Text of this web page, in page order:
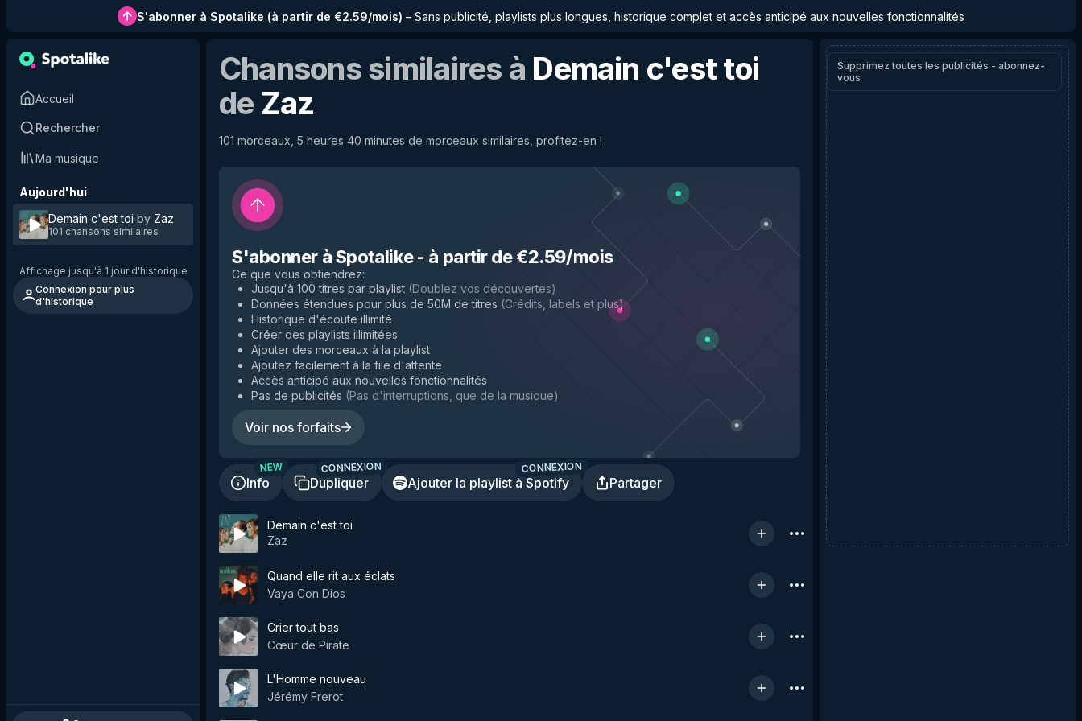
S'abonner à Spotalike (à partir de €2.59/mois) – Sans publicité, playlists plus longues, historique complet et accès anticipé aux nouvelles fonctionnalités
Accueil
Rechercher
Ma musique
Aujourd'hui
Demain c'est toi by Zaz
101 chansons similaires
Affichage jusqu'à 1 jour d'historique
Connexion pour plus
d'historique
Chansons similaires à Demain c'est toi
de Zaz
101 morceaux, 5 heures 40 minutes de morceaux similaires, profitez-en !
S'abonner à Spotalike- à partir de €2.59/mois
Ce que vous obtiendrez:
Jusqu'à 100 titres par playlist (Doublez vos découvertes)
Données étendues pour plus de 50M de titres (Crédits, labels et plus)
Historique d'écoute illimité
Créer des playlists illimitées
Ajouter des morceaux à la playlist
Ajoutez facilement à la file d'attente
Accès anticipé aux nouvelles fonctionnalités
Pas de publicités (Pas d'interruptions, que de la musique)
Voir nos forfaits
Info
NEW
Dupliquer
CONNEXION
Ajouter la playlist à Spotify
CONNEXION
Partager
Demain c'est toi
Zaz
Quand elle rit aux éclats
Vaya Con Dios
Crier tout bas
Cœur de Pirate
L'Homme nouveau
Jérémy Frerot
Supprimez toutes les publicités - abonnez-
vous